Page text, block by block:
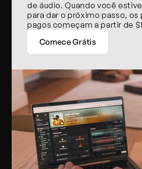
de áudio. Quando você
para dar o próximo passo, os
pagos começam a partir de
Comece Grátis